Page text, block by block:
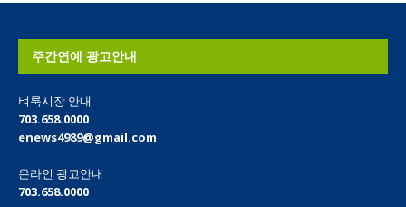
주간연예 광고안내
벼룩시장 안내
703.658.0000
enews4989@gmail.com
온라인 광고안내
703.658.0000